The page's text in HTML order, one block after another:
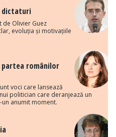
dictaturi
Olivier Guez
evoluția și motivațiile
partea românilor
voci care lansează
politician care deranjează un
anumit moment.